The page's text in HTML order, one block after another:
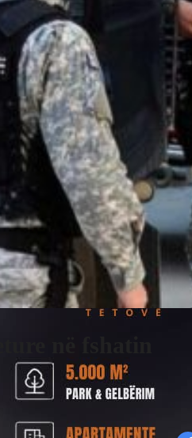
në fshatin